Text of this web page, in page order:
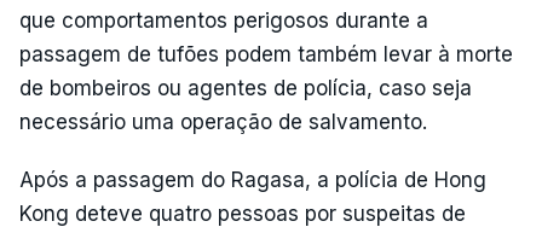
que comportamentos perigosos durante a
passagem de tufões podem também levar à morte
de bombeiros ou agentes de polícia, caso seja
necessário uma operação de salvamento.
Após a passagem do Ragasa, a polícia de Hong
Kong deteve quatro pessoas por suspeitas de